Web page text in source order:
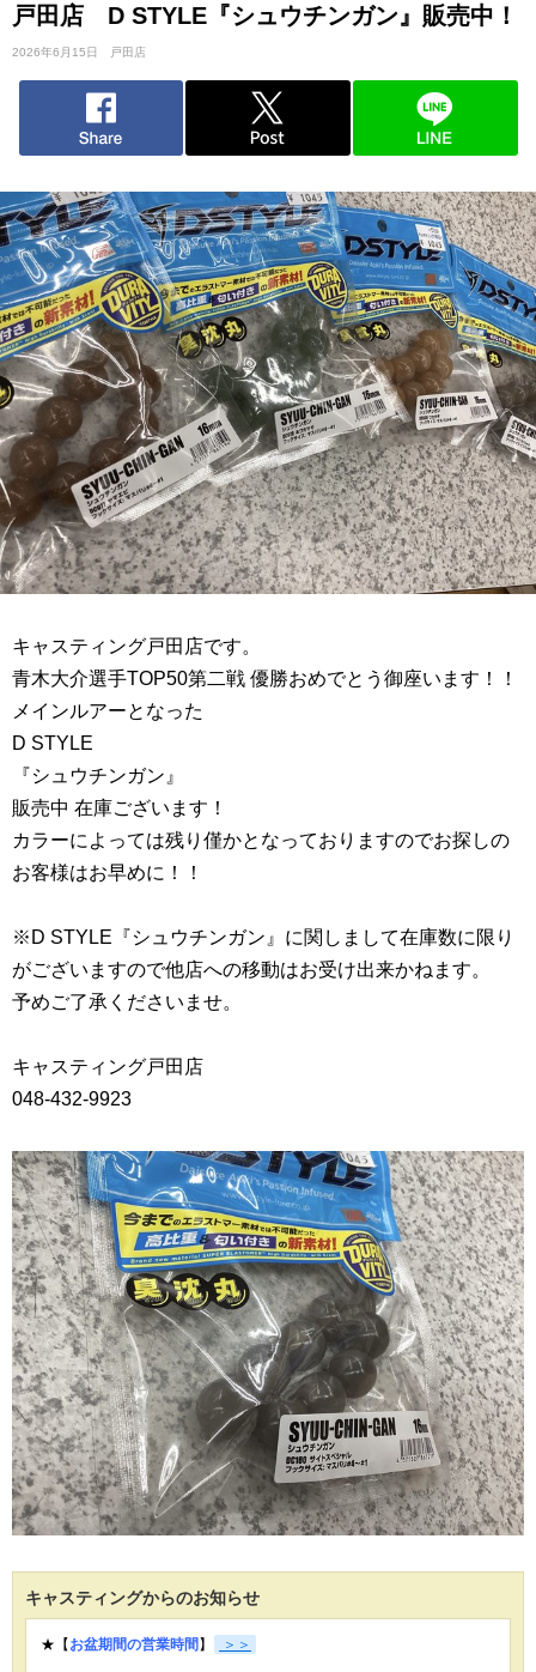
戸田店 D STYLE『シュウチンガン』販売中！
2026年6月15日 戸田店
キャスティング戸田店です。
青木大介選手TOP50第二戦 優勝おめでとう御座います！！
メインルアーとなった
D STYLE
『シュウチンガン』
販売中 在庫ございます！
カラーによっては残り僅かとなっておりますのでお探しの
お客様はお早めに！！
※D STYLE『シュウチンガン』に関しまして在庫数に限り
がございますので他店への移動はお受け出来かねます。
予めご了承くださいませ。
キャスティング戸田店
048-432-9923
キャスティングからのお知らせ
★【お盆期間の営業時間】 ＞＞